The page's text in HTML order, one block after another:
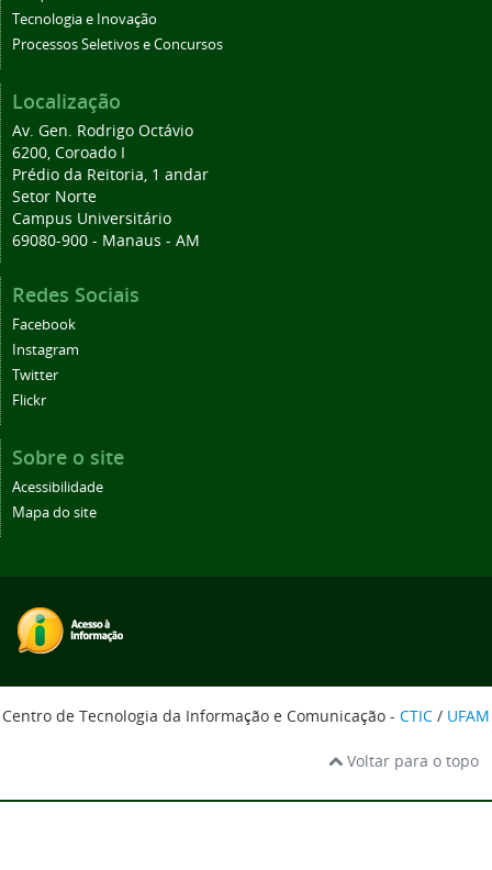
Tecnologia e Inovação
Processos Seletivos e Concursos
Localização
Av. Gen. Rodrigo Octávio
6200, Coroado I
Prédio da Reitoria, 1 andar
Setor Norte
Campus Universitário
69080-900 - Manaus - AM
Redes Sociais
Facebook
Instagram
Twitter
Flickr
Sobre o site
Acessibilidade
Mapa do site
Centro de Tecnologia da Informação e Comunicação - CTIC / UFAM
Voltar para o topo